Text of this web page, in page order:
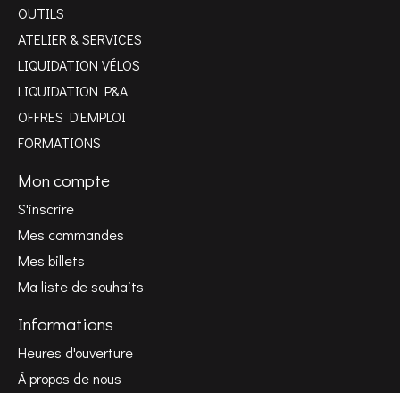
OUTILS
ATELIER & SERVICES
LIQUIDATION VÉLOS
LIQUIDATION P&A
OFFRES D'EMPLOI
FORMATIONS
Mon compte
S'inscrire
Mes commandes
Mes billets
Ma liste de souhaits
Informations
Heures d'ouverture
À propos de nous